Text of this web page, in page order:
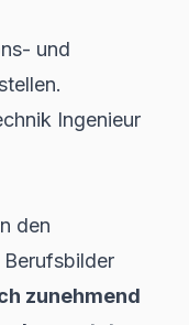
und
Ingenieur
den
Berufsbilder
zunehmend